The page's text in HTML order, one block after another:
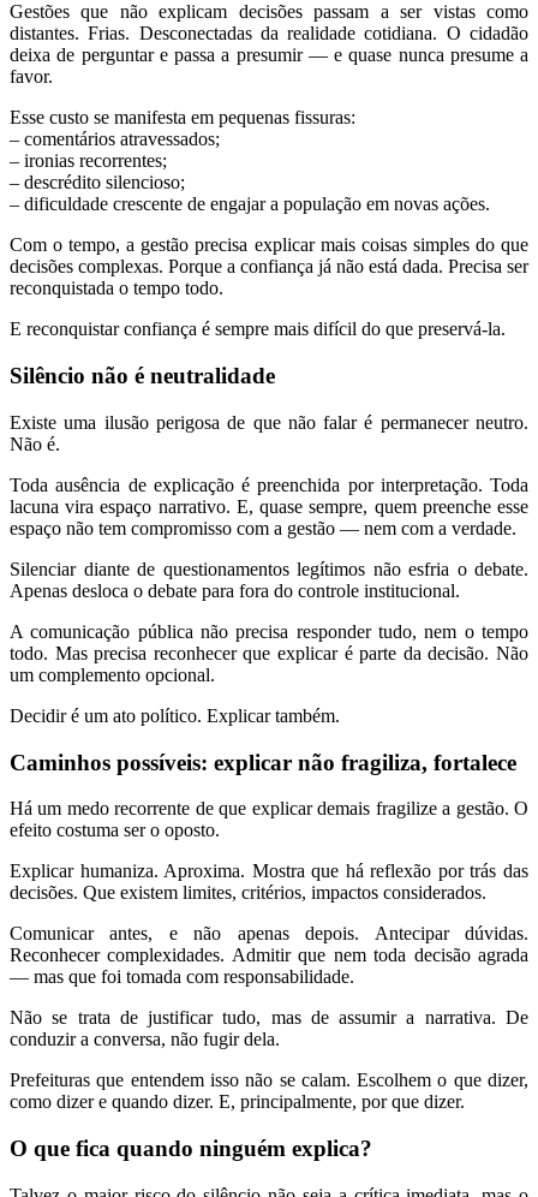
Gestões que não explicam decisões passam a ser vistas como
distantes. Frias. Desconectadas da realidade cotidiana. O cidadão
deixa de perguntar e passa a presumir — e quase nunca presume a
favor.
Esse custo se manifesta em pequenas fissuras:
– comentários atravessados;
– ironias recorrentes;
– descrédito silencioso;
– dificuldade crescente de engajar a população em novas ações.
Com o tempo, a gestão precisa explicar mais coisas simples do que
decisões complexas. Porque a confiança já não está dada. Precisa ser
reconquistada o tempo todo.
E reconquistar confiança é sempre mais difícil do que preservá-la.
Silêncio não é neutralidade
Existe uma ilusão perigosa de que não falar é permanecer neutro.
Não é.
Toda ausência de explicação é preenchida por interpretação. Toda
lacuna vira espaço narrativo. E, quase sempre, quem preenche esse
espaço não tem compromisso com a gestão — nem com a verdade.
Silenciar diante de questionamentos legítimos não esfria o debate.
Apenas desloca o debate para fora do controle institucional.
A comunicação pública não precisa responder tudo, nem o tempo
todo. Mas precisa reconhecer que explicar é parte da decisão. Não
um complemento opcional.
Decidir é um ato político. Explicar também.
Caminhos possíveis: explicar não fragiliza, fortalece
Há um medo recorrente de que explicar demais fragilize a gestão. O
efeito costuma ser o oposto.
Explicar humaniza. Aproxima. Mostra que há reflexão por trás das
decisões. Que existem limites, critérios, impactos considerados.
Comunicar antes, e não apenas depois. Antecipar dúvidas.
Reconhecer complexidades. Admitir que nem toda decisão agrada
— mas que foi tomada com responsabilidade.
Não se trata de justificar tudo, mas de assumir a narrativa. De
conduzir a conversa, não fugir dela.
Prefeituras que entendem isso não se calam. Escolhem o que dizer,
como dizer e quando dizer. E, principalmente, por que dizer.
O que fica quando ninguém explica?